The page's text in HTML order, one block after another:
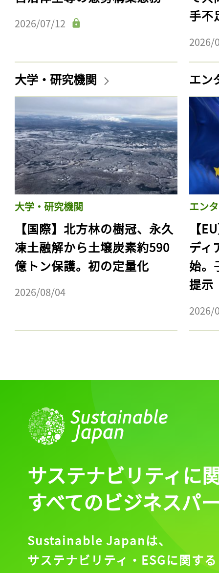
2026/07/12
手不
2026/
大学・研究機関
大学・研究機関
【国際】北方林の樹冠、永久
凍土融解から土壌炭素約590
億トン保護。初の定量化
2026/08/04
エン
エン
【
ディ
始。
提示
2026/
サステナビリティに
すべてのビジネスパ
Sustainable Japanは、
サステナビリティ・ESGに関する